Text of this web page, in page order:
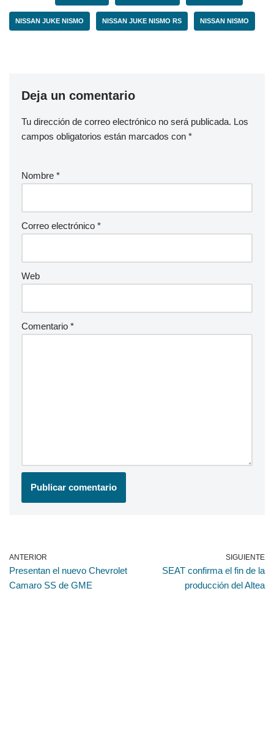
NISSAN JUKE NISMO NISSAN JUKE NISMO RS NISSAN NISMO
Deja un comentario
Tu dirección de correo electrónico no será publicada. Los
campos obligatorios están marcados con *
Nombre *
Correo electrónico *
Web
Comentario *
ANTERIOR
Presentan el nuevo Chevrolet
Camaro SS de GME
SIGUIENTE
SEAT confirma el fin de la
producción del Altea